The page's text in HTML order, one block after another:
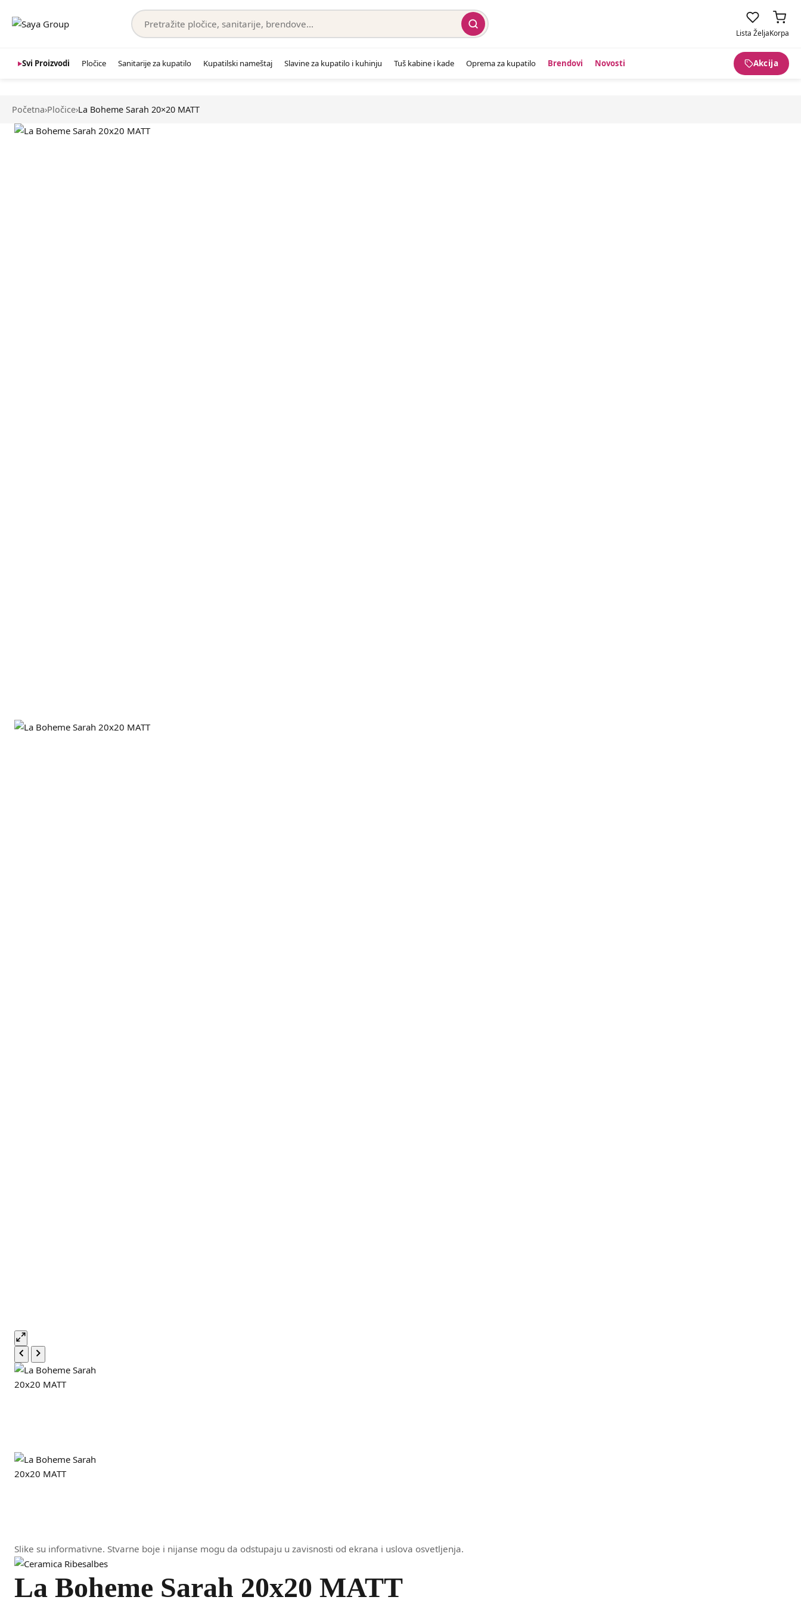
Lista ŽeljaKorpa
Svi Proizvodi Pločice Sanitarije za kupatilo Kupatilski nameštaj Slavine za kupatilo i kuhinju Tuš kabine i kade Oprema za kupatilo Brendovi Novosti Akcija
Početna›Pločice›La Boheme Sarah 20×20 MATT
Slike su informativne. Stvarne boje i nijanse mogu da odstupaju u zavisnosti od ekrana i uslova osvetljenja.
La Boheme Sarah 20x20 MATT